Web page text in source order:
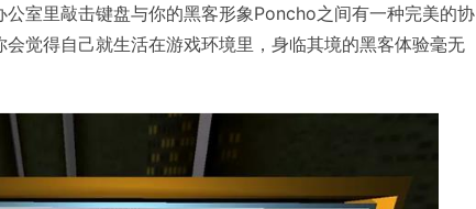
室里敲击键盘与你的黑客形象Poncho之间有一种完美的协
觉得自己就生活在游戏环境里，身临其境的黑客体验毫无